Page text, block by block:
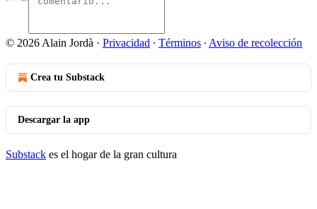
© 2026 Alain Jordà · Privacidad ∙ Términos ∙ Aviso de recolección
Crea tu Substack
Descargar la app
Substack es el hogar de la gran cultura